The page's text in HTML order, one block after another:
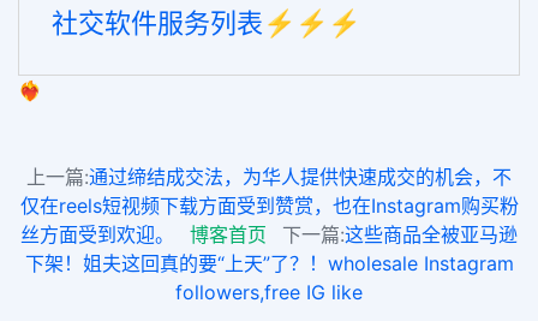
社交软件服务列表⚡️⚡️⚡️
❤️‍🔥
上一篇:通过缔结成交法，为华人提供快速成交的机会，不
仅在reels短视频下载方面受到赞赏，也在Instagram购买粉
丝方面受到欢迎。
博客首页 下一篇:这些商品全被亚马逊
下架！姐夫这回真的要“上天”了？！wholesale Instagram
followers,free IG like